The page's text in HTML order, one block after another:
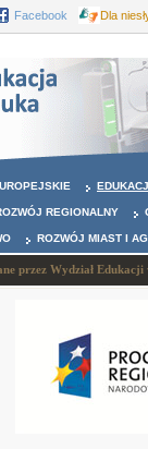
Facebook Dla
REGIONALNY
ROZWÓJ MIAST I
przez Wydział